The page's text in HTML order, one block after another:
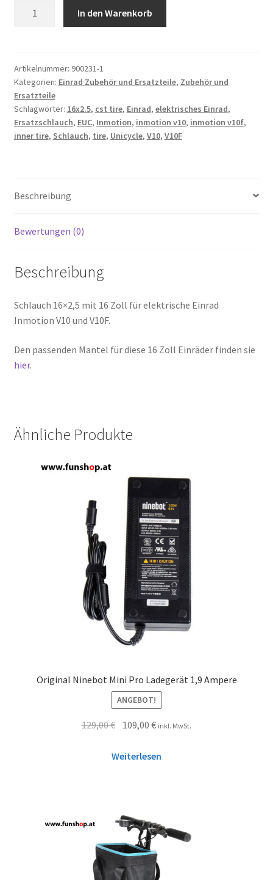
V10F
Menge
In den Warenkorb
Artikelnummer: 900231-1
Kategorien: Einrad Zubehör und Ersatzteile, Zubehör und
Ersatzteile
Schlagwörter: 16x2.5, cst tire, Einrad, elektrisches Einrad,
Ersatzschlauch, EUC, Inmotion, inmotion v10, inmotion v10f,
inner tire, Schlauch, tire, Unicycle, V10, V10F
Beschreibung
Bewertungen (0)
Beschreibung
Schlauch 16×2,5 mit 16 Zoll für elektrische Einrad
Inmotion V10 und V10F.
Den passenden Mantel für diese 16 Zoll Einräder finden sie
hier.
Ähnliche Produkte
Original Ninebot Mini Pro Ladegerät 1,9 Ampere
ANGEBOT!
129,00€ 109,00€ inkl. MwSt.
Weiterlesen